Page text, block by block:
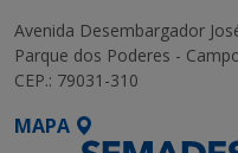
Avenida Desembargador
Parque dos Poderes -
CEP.: 79031-310
MAPA